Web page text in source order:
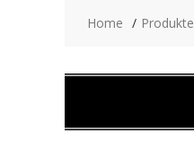
Home Produkte